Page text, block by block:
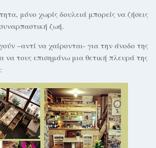
μόνο χωρίς δουλειά μπορείς να ζήσεις
ζωή.
–αντί να χαίρονται- για την άνοδο της
να τους επισημάνω μια θετική πλευρά της